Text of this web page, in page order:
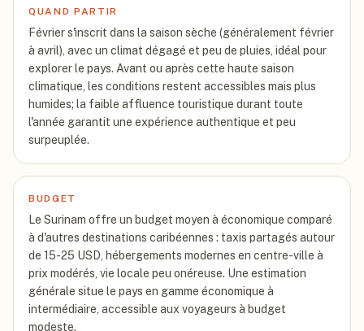
QUAND PARTIR
Février s'inscrit dans la saison sèche (généralement février
à avril), avec un climat dégagé et peu de pluies, idéal pour
explorer le pays. Avant ou après cette haute saison
climatique, les conditions restent accessibles mais plus
humides; la faible affluence touristique durant toute
l'année garantit une expérience authentique et peu
surpeuplée.
BUDGET
Le Surinam offre un budget moyen à économique comparé
à d'autres destinations caribéennes : taxis partagés autour
de 15-25 USD, hébergements modernes en centre-ville à
prix modérés, vie locale peu onéreuse. Une estimation
générale situe le pays en gamme économique à
intermédiaire, accessible aux voyageurs à budget
modeste.